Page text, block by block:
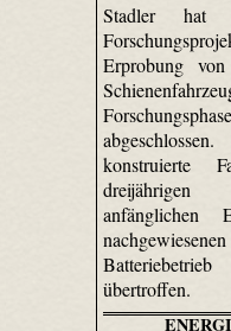
Stadler hat
Erprobung
konstruierte
dreijährigen
anfänglichen
übertroffen.